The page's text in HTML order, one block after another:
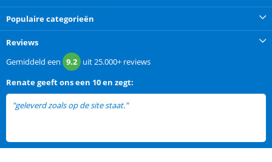
Populaire categorieën
Reviews
Gemiddeld een 9.2 uit25.000+ reviews
Renategeeft ons een 10 en zegt:
"geleverd zoals op de site staat."